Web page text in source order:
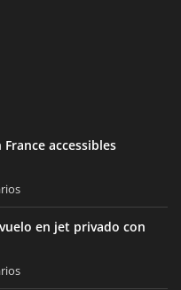
accessibles
en jet privado con